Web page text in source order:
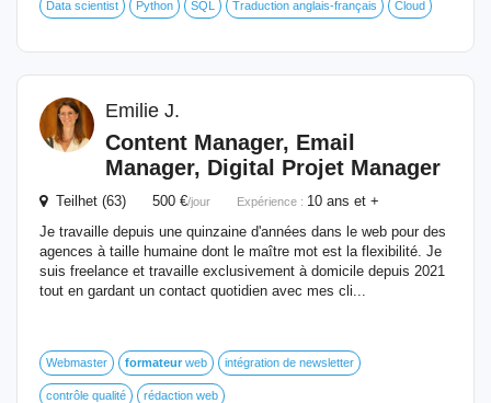
Data scientist Python SQL Traduction anglais-français Cloud
Emilie J.
Content Manager, Email
Manager, Digital Projet Manager
Teilhet (63) 500 €/jour Expérience : 10 ans et +
Je travaille depuis une quinzaine d'années dans le web pour des
agences à taille humaine dont le maître mot est la flexibilité. Je
suis freelance et travaille exclusivement à domicile depuis 2021
tout en gardant un contact quotidien avec mes cli...
Webmaster formateur web intégration de newsletter
contrôle qualité rédaction web